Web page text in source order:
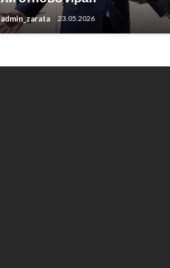
admin_zarata 23.05.2026